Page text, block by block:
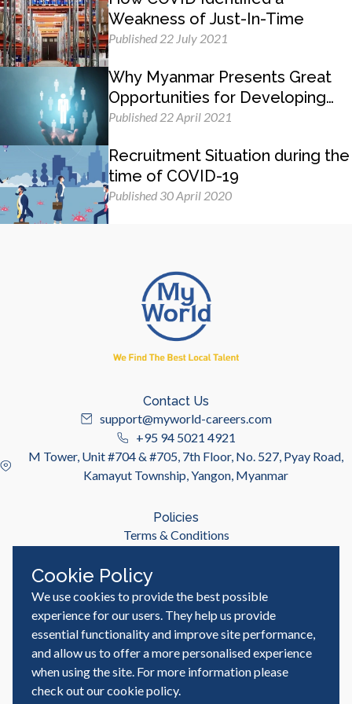
Weakness of Just-In-Time
Published 22 July 2021
Why Myanmar Presents Great
Opportunities for Developing
Management Skills
Published 22 April 2021
Recruitment Situation during the
time of COVID-19
Published 30 April 2020
Contact Us
support@myworld-careers.com
+95 94 5021 4921
M Tower, Unit #704 & #705, 7th Floor, No. 527, Pyay Road,
Kamayut Township, Yangon, Myanmar
Policies
Terms & Conditions
Useful Links
Job Seeker
Employer
Blog & Resources
Cookie Policy
We use cookies to provide the best possible
experience for our users. They help us provide
essential functionality and improve site performance,
and allow us to offer a more personalised experience
when using the site. For more information please
check out ourcookie policy.